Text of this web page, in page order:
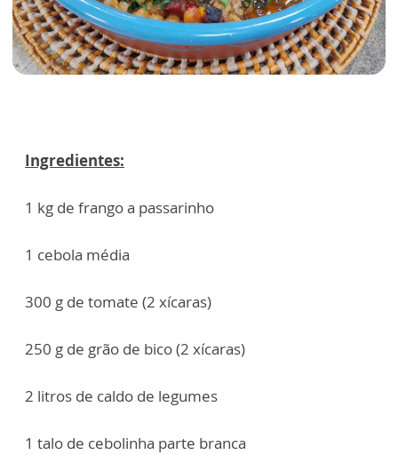
Ingredientes:
1 kg de frango a passarinho
1 cebola média
300 g de tomate (2 xícaras)
250 g de grão de bico (2 xícaras)
2 litros de caldo de legumes
1 talo de cebolinha parte branca